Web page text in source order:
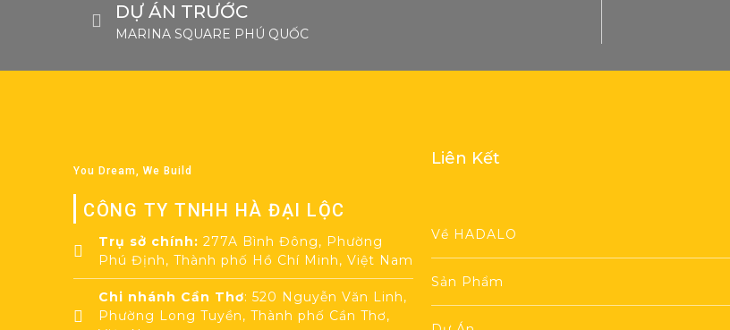
DỰ ÁN TRƯỚC
MARINA SQUARE PHÚ QUỐC
You Dream, We Build
CÔNG TY TNHH HÀ ĐẠI LỘC
Trụ sở chính: 277A Bình Đông, Phường
Phú Định, Thành phố Hồ Chí Minh, Việt Nam
Chi nhánh Cần Thơ: 520 Nguyễn Văn Linh,
Phường Long Tuyền, Thành phố Cần Thơ,
Liên Kết
Về HADALO
Sản Phẩm